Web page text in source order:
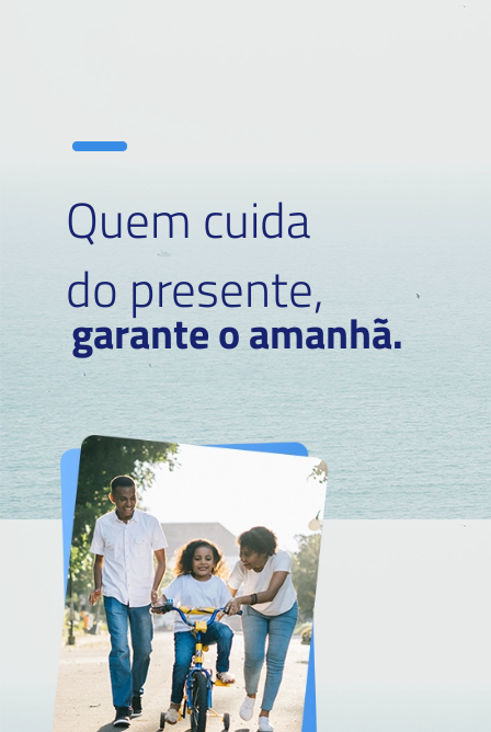
Quem cuida
do presente,
garante o amanhã.